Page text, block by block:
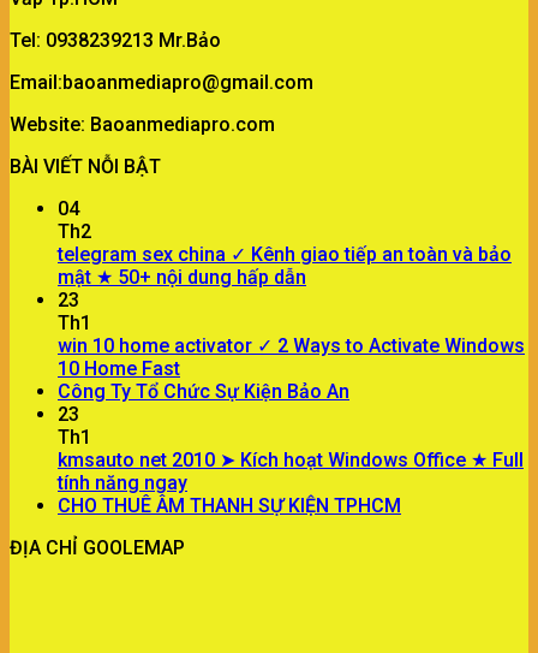
Tel: 0938239213 Mr.Bảo
Email:baoanmediapro@gmail.com
Website: Baoanmediapro.com
BÀI VIẾT NỖI BẬT
04
Th2
telegram sex china ✓ Kênh giao tiếp an toàn và bảo
mật ★ 50+ nội dung hấp dẫn
23
Th1
win 10 home activator ✓ 2 Ways to Activate Windows
10 Home Fast
Công Ty Tổ Chức Sự Kiện Bảo An
23
Th1
kmsauto net 2010 ➤ Kích hoạt Windows Office ★ Full
tính năng ngay
CHO THUÊ ÂM THANH SỰ KIỆN TPHCM
ĐỊA CHỈ GOOLEMAP